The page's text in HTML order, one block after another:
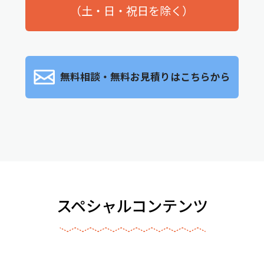
（土・日・祝日を除く）
無料相談・無料お見積りはこちらから
スペシャルコンテンツ